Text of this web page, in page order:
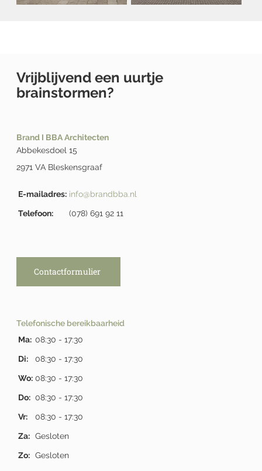
Vrijblijvend een uurtje
brainstormen?
Brand I BBA Architecten
Abbekesdoel 15
2971 VA Bleskensgraaf
E-mailadres: info@brandbba.nl
Telefoon: (078) 691 92 11
Contactformulier
Telefonische bereikbaarheid
Ma: 08:30 - 17:30
Di: 08:30 - 17:30
Wo: 08:30 - 17:30
Do: 08:30 - 17:30
Vr: 08:30 - 17:30
Za: Gesloten
Zo: Gesloten